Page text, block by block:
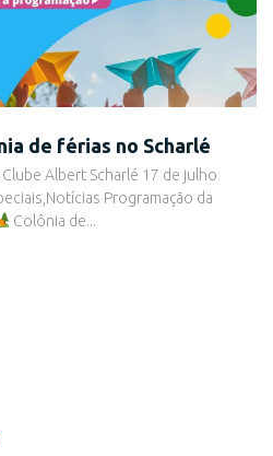
de férias no Scharlé
Albert Scharlé 17 de julho
Programação da
Colônia de...